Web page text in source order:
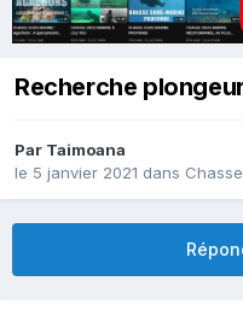
Recherche
Par Taimoana
le 5 janvier 2021 dans